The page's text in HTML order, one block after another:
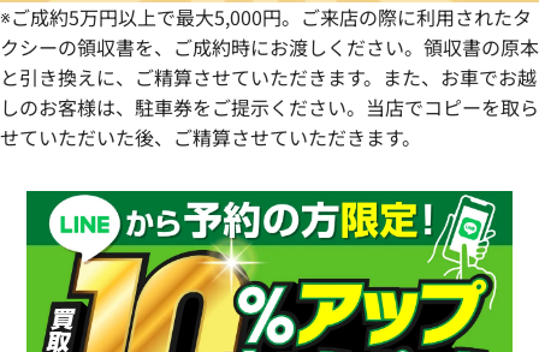
※ご成約5万円以上で最大5,000円。ご来店の際に利用されたタ
クシーの領収書を、ご成約時にお渡しください。領収書の原本
と引き換えに、ご精算させていただきます。また、お車でお越
しのお客様は、駐車券をご提示ください。当店でコピーを取ら
せていただいた後、ご精算させていただきます。